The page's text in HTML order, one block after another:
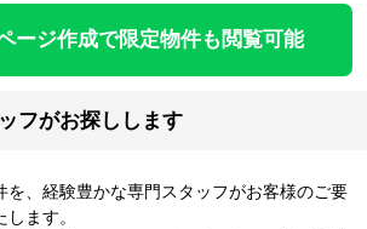
ージ作成で限定物件も閲覧可能
フがお探しします
を、経験豊かな専門スタッフがお客様のご要
ます。